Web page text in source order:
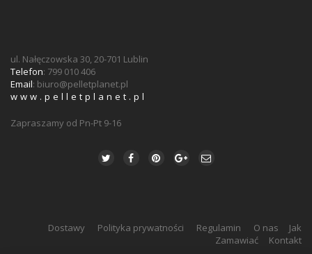
ul. Nałęczowska 30, 20-701 Lublin
Telefon: 799 010 406
Email: biuro@pelletplanet.pl
www.pelletplanet.pl
Zapraszamy od Pn-Pt 9-16
Dostawy Polityka prywatności Regulamin O nas
Jak
Zamawiać
Kontakt